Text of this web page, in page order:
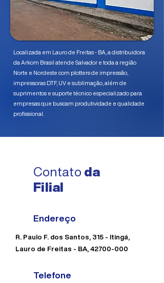
Localizada em Lauro de Freitas - BA, a distribuidora
da Arkom Brasil atende Salvador e toda a região
Norte e Nordeste com plotters de impressão,
impressoras DTF, UV e sublimação, além de
suprimentos e suporte técnico especializado para
empresas que buscam produtividade e qualidade
profissional.
Contato da
Filial
Endereço
R. Paulo F. dos Santos, 315 - Itingá,
Lauro de Freitas - BA, 42700-000
Telefone